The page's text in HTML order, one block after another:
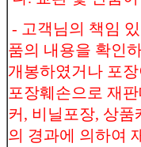
- 고객님의 책임
품의 내용을 확인
개봉하였거나 포
포장훼손으로 재
커, 비닐포장, 상
의 경과에 의하여